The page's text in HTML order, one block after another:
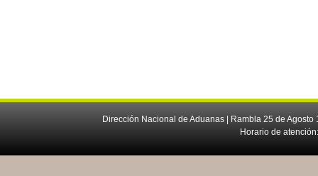
Dirección Nacional de Aduanas | Rambla 25 de
Horario de